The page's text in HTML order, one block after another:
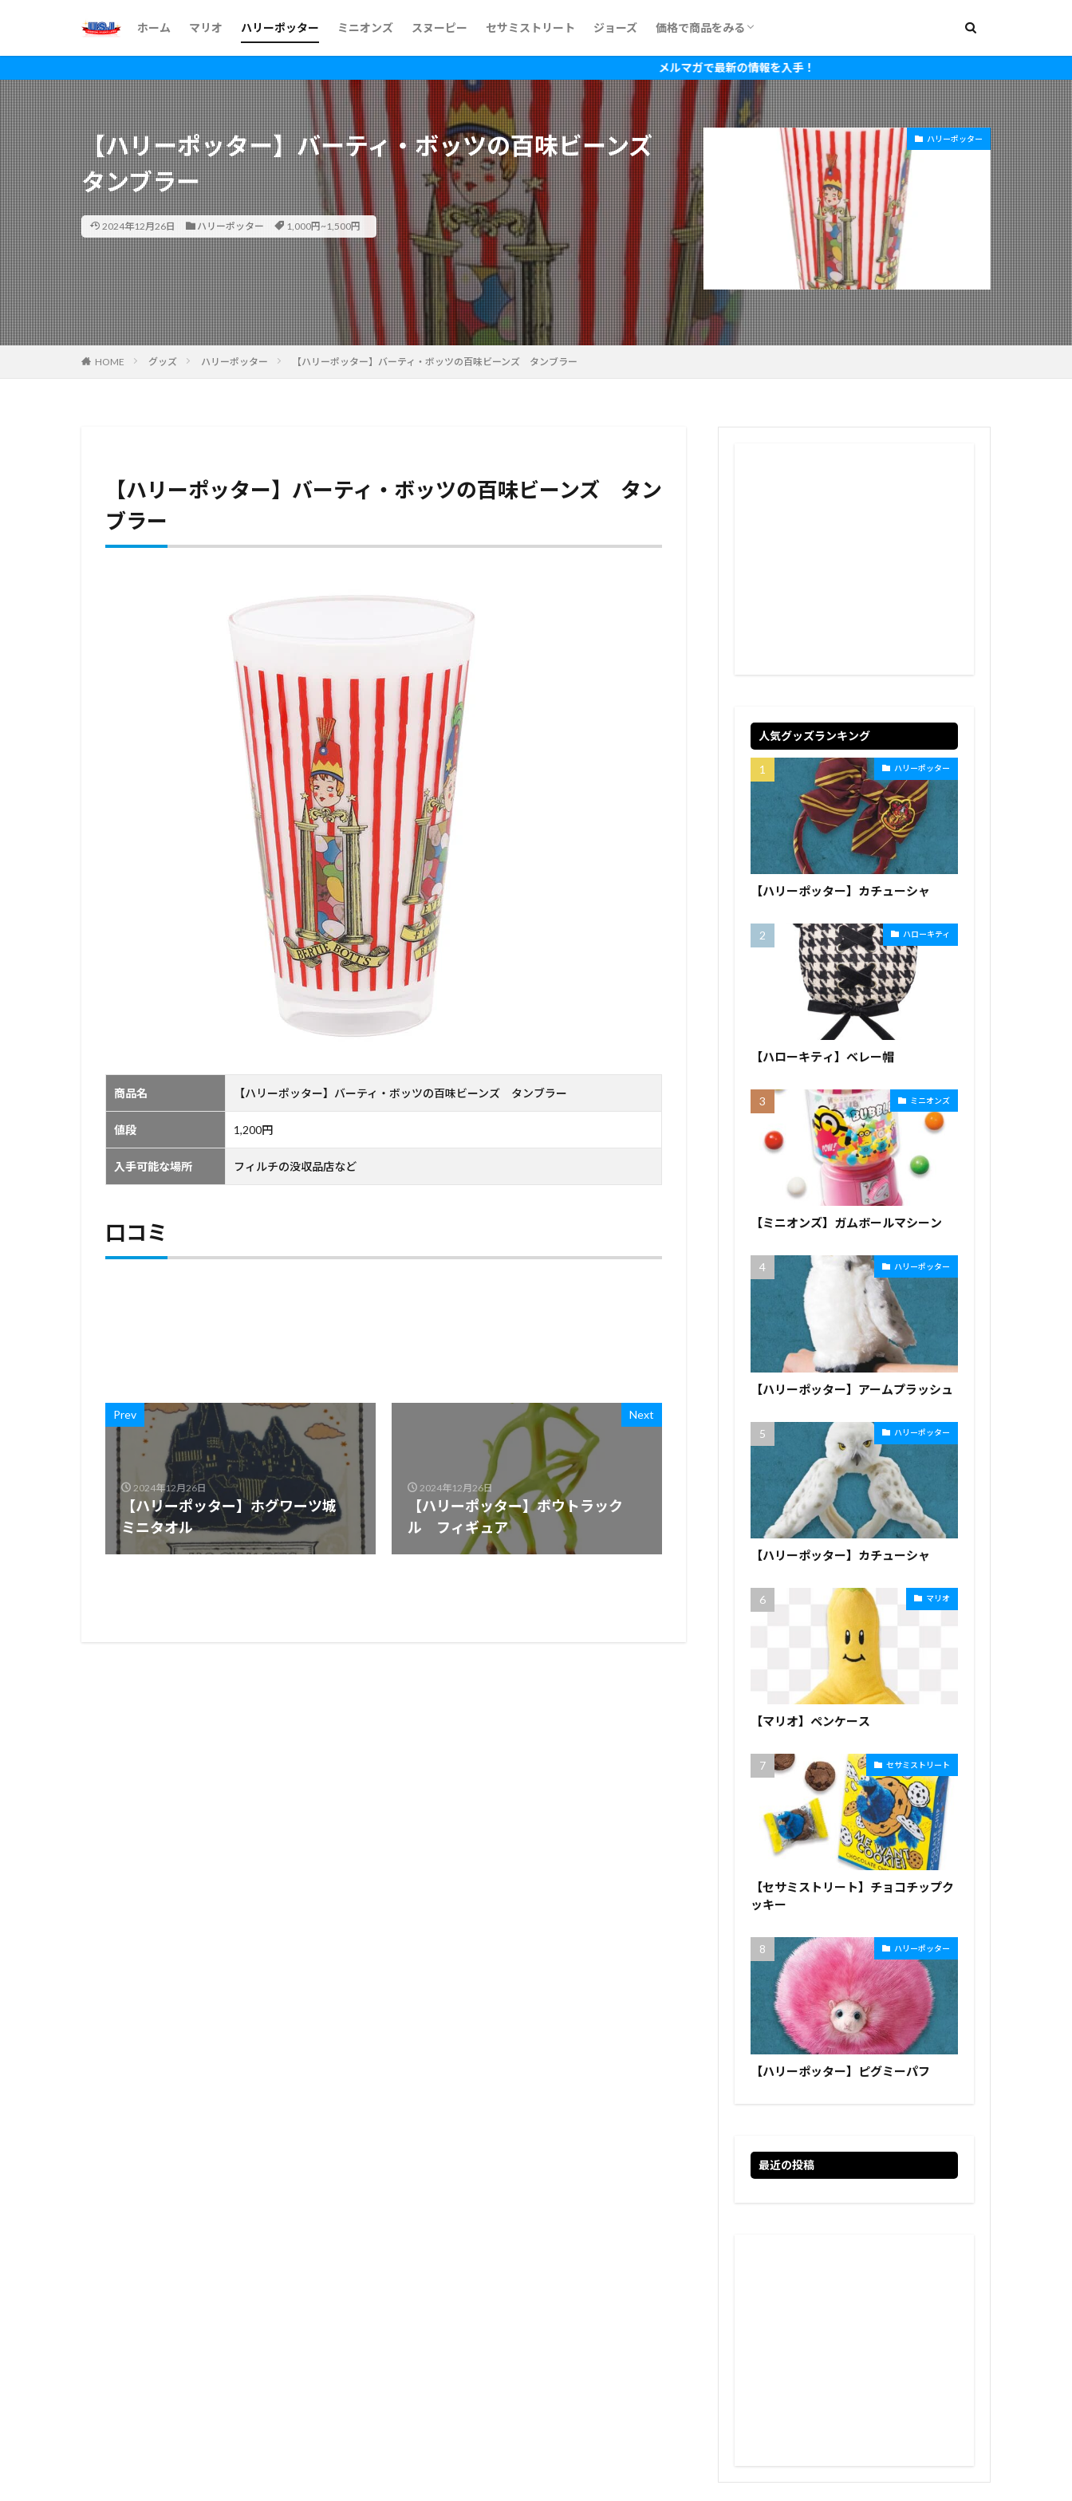
ホーム マリオ ハリーポッター ミニオンズ スヌーピー セサミストリート ジョーズ 価格で商品をみる
~500円
500円~1,000円
1,000円~1,500円
1,500円~2,000円
2,000円~2,500円
2,500円~3,000円
3,000円~3,500円
3,500円~4,000円
4,000円~4,500円
4,500円~5,000円
5,000円~5,500円
5,500円~6,000円
6,500円~7,000円
7,500円~8,000円
10,000円~15,000円
15,000円~20,000円
メルマガで最新の情報を入手！
【ハリーポッター】バーティ・ボッツの百味ビーンズ
タンブラー
2024年12月26日 ハリーポッター 1,000円~1,500円
ハリーポッター
HOME グッズ ハリーポッター 【ハリーポッター】バーティ・ボッツの百味ビーンズ タンブラー
【ハリーポッター】バーティ・ボッツの百味ビーンズ タン
ブラー
商品名 【ハリーポッター】バーティ・ボッツの百味ビーンズ タンブラー
値段 1,200円
入手可能な場所 フィルチの没収品店など
口コミ
Prev
2024年12月26日
【ハリーポッター】ホグワーツ城
ミニタオル
Next
2024年12月26日
【ハリーポッター】ボウトラック
ル フィギュア
人気グッズランキング
ハリーポッター
【ハリーポッター】カチューシャ
ハローキティ
【ハローキティ】ベレー帽
ミニオンズ
【ミニオンズ】ガムボールマシーン
ハリーポッター
【ハリーポッター】アームプラッシュ
ハリーポッター
【ハリーポッター】カチューシャ
マリオ
【マリオ】ペンケース
セサミストリート
【セサミストリート】チョコチップク
ッキー
ハリーポッター
【ハリーポッター】ピグミーパフ
最近の投稿